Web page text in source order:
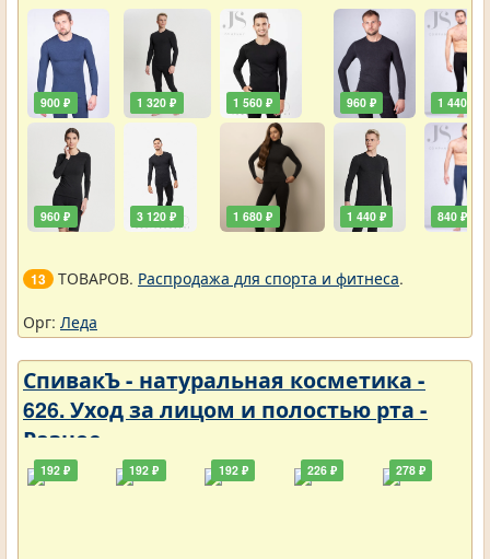
900 ₽
960 ₽
1 320 ₽
3 120 ₽
1 560 ₽
1 680 ₽
960 ₽
1 440 ₽
1 440 ₽
840 ₽
13 ТОВАРОВ. Распродажа для спорта и фитнеса.
Орг: Леда
СпивакЪ - натуральная косметика -
626. Уход за лицом и полостью рта -
Разное
192 ₽ 192 ₽ 192 ₽ 226 ₽ 278 ₽